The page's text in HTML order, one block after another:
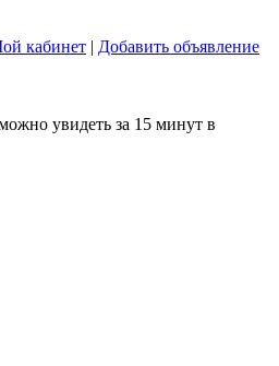
кабинет | Добавить объявление
увидеть за 15 минут в